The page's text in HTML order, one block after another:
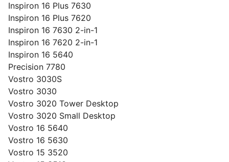
Inspiron 16 Plus 7630
Inspiron 16 Plus 7620
Inspiron 16 7630 2-in-1
Inspiron 16 7620 2-in-1
Inspiron 16 5640
Precision 7780
Vostro 3030S
Vostro 3030
Vostro 3020 Tower Desktop
Vostro 3020 Small Desktop
Vostro 16 5640
Vostro 16 5630
Vostro 15 3520